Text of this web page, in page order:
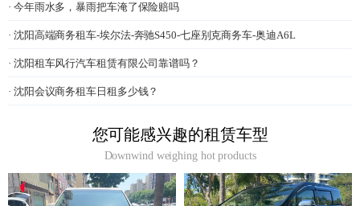
· 今年雨水多，暴雨把车淹了保险赔吗
· 沈阳高端商务租车-埃尔法-奔驰S450-七座别克商务车-奥迪A6L
· 沈阳租车风行汽车租赁有限公司靠谱吗？
· 沈阳会议商务租车日租多少钱？
您可能感兴趣的租赁车型
Downwind weighing hot products